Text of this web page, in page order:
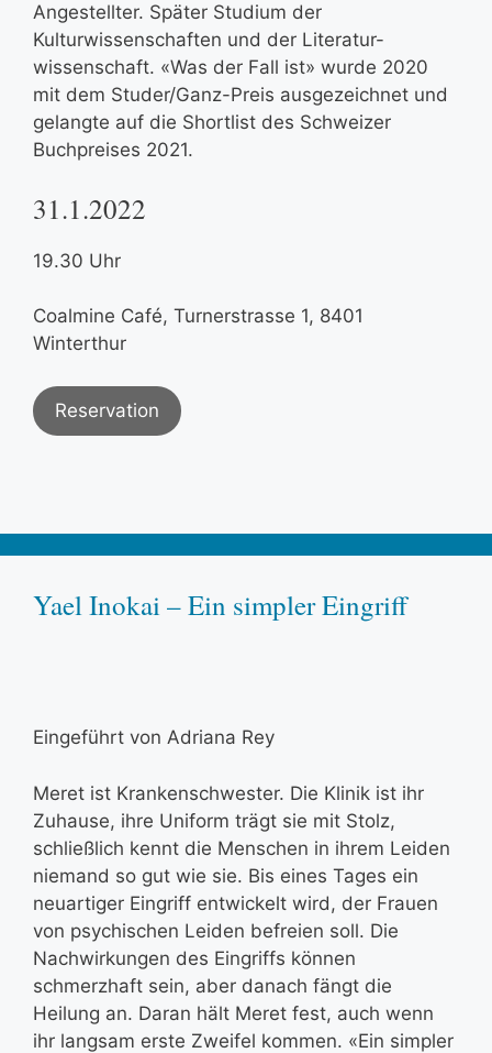
Angestellter. Später Studium der
Kulturwissenschaften und der Literatur-
wissenschaft. «Was der Fall ist» wurde 2020
mit dem Studer/Ganz-Preis ausgezeichnet und
gelangte auf die Shortlist des Schweizer
Buchpreises 2021.
31.1.2022
19.30 Uhr
Coalmine Café, Turnerstrasse 1, 8401
Winterthur
Reservation
Yael Inokai – Ein simpler Eingriff
Eingeführt von Adriana Rey
Meret ist Krankenschwester. Die Klinik ist ihr
Zuhause, ihre Uniform trägt sie mit Stolz,
schließlich kennt die Menschen in ihrem Leiden
niemand so gut wie sie. Bis eines Tages ein
neuartiger Eingriff entwickelt wird, der Frauen
von psychischen Leiden befreien soll. Die
Nachwirkungen des Eingriffs können
schmerzhaft sein, aber danach fängt die
Heilung an. Daran hält Meret fest, auch wenn
ihr langsam erste Zweifel kommen. «Ein simpler